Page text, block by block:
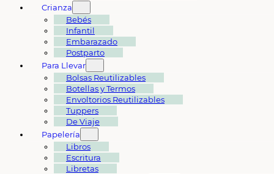
Crianza
Bebés
Infantil
Embarazado
Postparto
Para Llevar
Bolsas Reutilizables
Botellas y Termos
Envoltorios Reutilizables
Tuppers
De Viaje
Papelería
Libros
Escritura
Libretas